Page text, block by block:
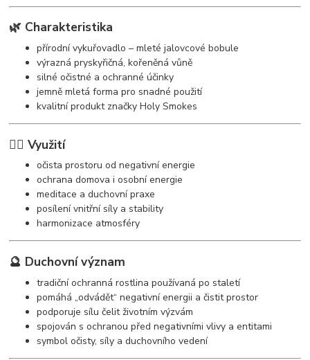
🌿 Charakteristika
přírodní vykuřovadlo – mleté jalovcové bobule
výrazná pryskyřičná, kořeněná vůně
silné očistné a ochranné účinky
jemně mletá forma pro snadné použití
kvalitní produkt značky Holy Smokes
🧘‍♀️ Využití
očista prostoru od negativní energie
ochrana domova i osobní energie
meditace a duchovní praxe
posílení vnitřní síly a stability
harmonizace atmosféry
🔮 Duchovní význam
tradiční ochranná rostlina používaná po staletí
pomáhá „odvádět“ negativní energii a čistit prostor
podporuje sílu čelit životním výzvám
spojován s ochranou před negativními vlivy a entitami
symbol očisty, síly a duchovního vedení